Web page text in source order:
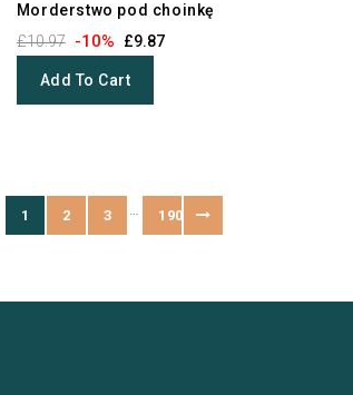
Morderstwo pod choinkę
£10.97 -10% £9.87
Add To Cart
1 2 3 … 190